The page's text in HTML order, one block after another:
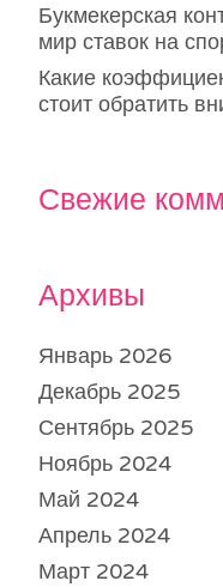
Букмекерская
мир ставок на
Какие
стоит обратить
Свежие
Архивы
Январь 2026
Декабрь 2025
Сентябрь 2025
Ноябрь 2024
Май 2024
Апрель 2024
Март 2024